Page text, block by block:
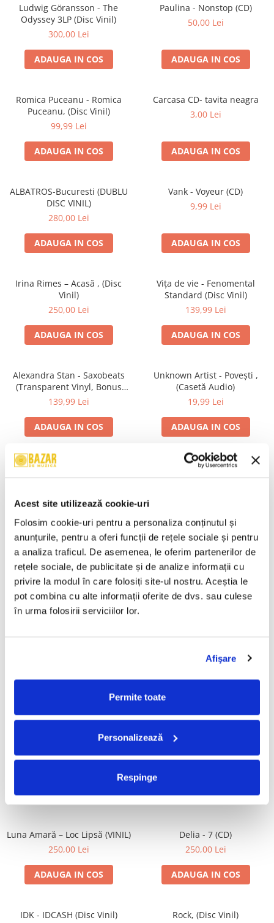
Acest site utilizează cookie-uri
Folosim cookie-uri pentru a personaliza conținutul și
anunțurile, pentru a oferi funcții de rețele sociale și pentru
a analiza traficul. De asemenea, le oferim partenerilor de
rețele sociale, de publicitate și de analize informații cu
privire la modul în care folosiți site-ul nostru. Aceștia le
pot combina cu alte informații oferite de dvs. sau culese
în urma folosirii serviciilor lor.
Afişare
Permite toate
Personalizează
Respinge
Viniluri Românești
Colecția Electrecord
Ludwig Göransson - The
Odyssey 3LP (Disc Vinil)
300,00 Lei
ADAUGA IN COS
Paulina - Nonstop (CD)
50,00 Lei
ADAUGA IN COS
Romica Puceanu - Romica
Puceanu, (Disc Vinil)
99,99 Lei
ADAUGA IN COS
Carcasa CD- tavita neagra
3,00 Lei
ADAUGA IN COS
ALBATROS-Bucuresti (DUBLU
DISC VINIL)
280,00 Lei
ADAUGA IN COS
Vank - Voyeur (CD)
9,99 Lei
ADAUGA IN COS
Irina Rimes – Acasă , (Disc
Vinil)
250,00 Lei
ADAUGA IN COS
Vița de vie - Fenomental
Standard (Disc Vinil)
139,99 Lei
ADAUGA IN COS
Alexandra Stan - Saxobeats
(Transparent Vinyl, Bonus
Tracks) ) (Disc Vinil)
139,99 Lei
ADAUGA IN COS
Unknown Artist - Povești ,
(Casetă Audio)
19,99 Lei
ADAUGA IN COS
Genesis - We Can't Dance,
ADAUGA IN COS
R.E.M. - Monster , (CD)
ADAUGA IN COS
Mădălina Manole - Dulce De
Tot, (CD)
99,99 Lei
ADAUGA IN COS
Taraful de la Vărbilău –
Povestea de la Vărbilău – -
Electrecord, (Disc Vinil)
189,00 Lei
Aniversara) (Disc Vinil)
150,00 Lei
Partizan - Am Cu Ce (Disc
Vinil)
ADAUGA IN COS
Iris - II (Disc Vinil)
100,00 Lei
ADAUGA IN COS
Luna Amară – Loc Lipsă (VINIL)
250,00 Lei
ADAUGA IN COS
Delia - 7 (CD)
250,00 Lei
ADAUGA IN COS
IDK - IDCASH (Disc Vinil)
Rock, (Disc Vinil)